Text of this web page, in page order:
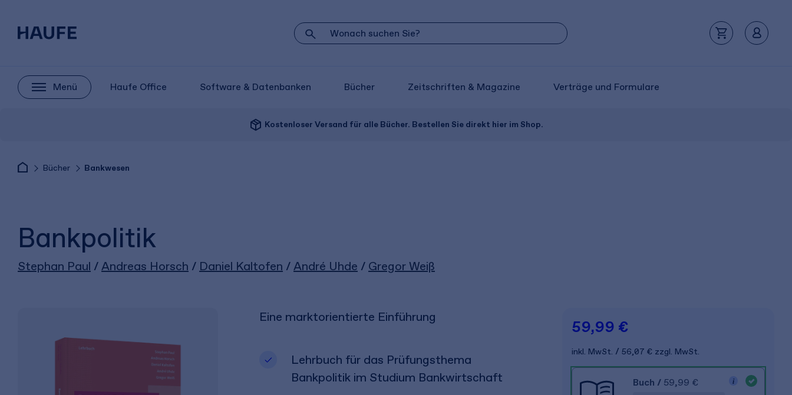
Menü Haufe Office Software & Datenbanken Bücher Zeitschriften & Magazine Verträge und Formulare
package_2 Kostenloser Versand für alle Bücher. Bestellen Sie direkt hier im Shop.
Bücher Bankwesen
Bankpolitik
Stephan Paul / Andreas Horsch / Daniel Kaltofen / André Uhde / Gregor Weiß
Eine marktorientierte Einführung
Lehrbuch für das Prüfungsthema
Bankpolitik im Studium Bankwirtschaft​
59,99 €
inkl. MwSt. 56,07 € zzgl. MwSt.
Buch / 59,99 €